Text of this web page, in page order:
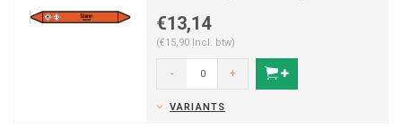
€13,14
(€15,90 Incl. btw)
- +
VARIANTS